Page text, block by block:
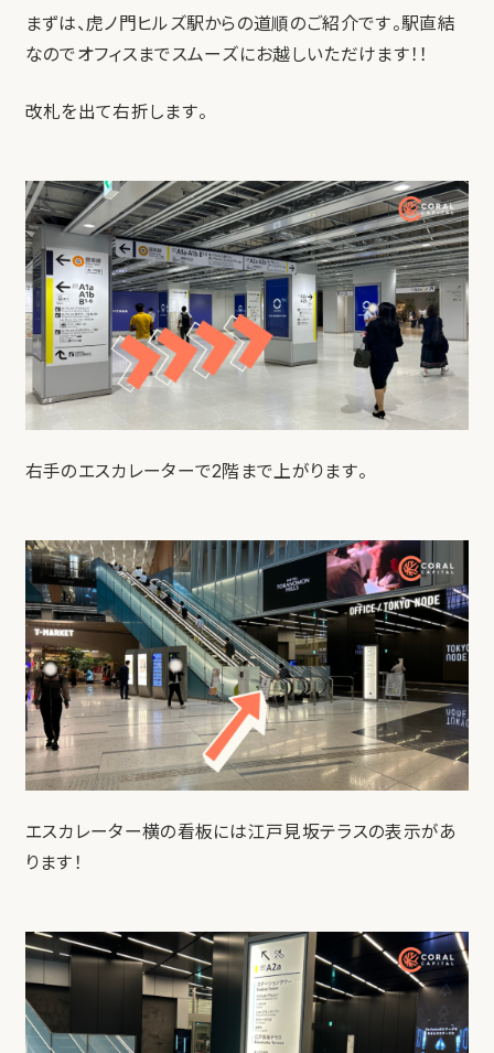
まずは、虎ノ門ヒルズ駅からの道順のご紹介です。駅直結
なのでオフィスまでスムーズにお越しいただけます！！
改札を出て右折します。
右手のエスカレーターで2階まで上がります。
エスカレーター横の看板には江戸見坂テラスの表示があ
ります！